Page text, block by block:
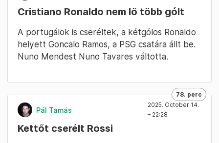
Cristiano Ronaldo nem lő több gólt
A portugálok is cseréltek, a kétgólos Ronaldo
helyett Goncalo Ramos, a PSG csatára állt be.
Nuno Mendest Nuno Tavares váltotta.
78. perc
Pál Tamás
2025. October 14.
– 22:28
Kettőt cserélt Rossi